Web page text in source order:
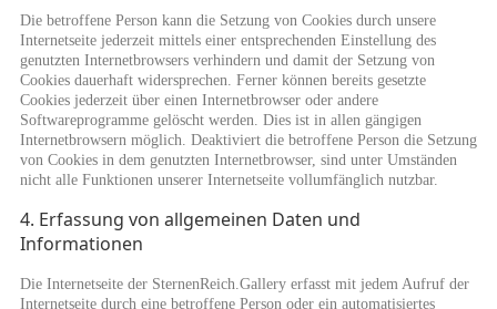
Die betroffene Person kann die Setzung von Cookies durch unsere
Internetseite jederzeit mittels einer entsprechenden Einstellung des
genutzten Internetbrowsers verhindern und damit der Setzung von
Cookies dauerhaft widersprechen. Ferner können bereits gesetzte
Cookies jederzeit über einen Internetbrowser oder andere
Softwareprogramme gelöscht werden. Dies ist in allen gängigen
Internetbrowsern möglich. Deaktiviert die betroffene Person die Setzung
von Cookies in dem genutzten Internetbrowser, sind unter Umständen
nicht alle Funktionen unserer Internetseite vollumfänglich nutzbar.
4. Erfassung von allgemeinen Daten und
Informationen
Die Internetseite der SternenReich.Gallery erfasst mit jedem Aufruf der
Internetseite durch eine betroffene Person oder ein automatisiertes